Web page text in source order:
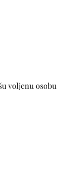
voljenu osobu